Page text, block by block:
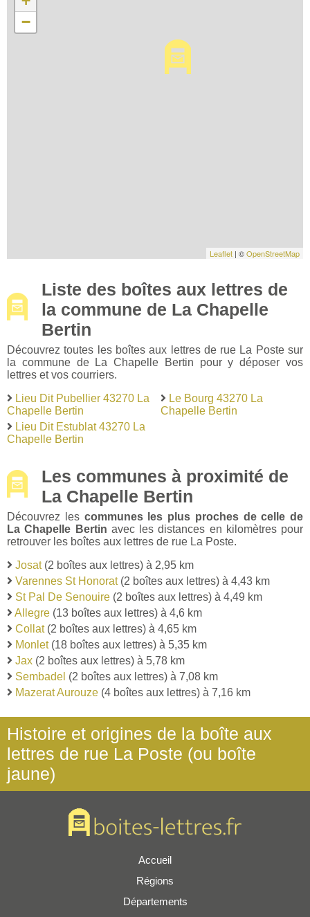
−
Leaflet | ©OpenStreetMap
Liste des boîtes aux lettres de
la commune de La Chapelle
Bertin
Découvrez toutes les boîtes aux lettres de rue La Poste sur
la commune de La Chapelle Bertin pour y déposer vos
lettres et vos courriers.
Lieu Dit Pubellier 43270 La
Chapelle Bertin
Lieu Dit Estublat 43270 La
Chapelle Bertin
Le Bourg 43270 La
Chapelle Bertin
Les communes à proximité de
La Chapelle Bertin
Découvrez les communes les plus proches de celle de
La Chapelle Bertin avec les distances en kilomètres pour
retrouver les boîtes aux lettres de rue La Poste.
Josat(2 boîtes aux lettres) à 2,95 km
Varennes St Honorat(2 boîtes aux lettres) à 4,43 km
St Pal De Senouire (2 boîtes aux lettres) à 4,49 km
Allegre (13 boîtes aux lettres) à 4,6 km
Collat(2 boîtes aux lettres) à 4,65 km
Monlet(18 boîtes aux lettres) à 5,35 km
Jax (2 boîtes aux lettres) à 5,78 km
Sembadel (2 boîtes aux lettres) à 7,08 km
Mazerat Aurouze (4 boîtes aux lettres) à 7,16 km
Histoire et origines de la boîte aux
lettres de rue La Poste (ou boîte
jaune)
Accueil
Régions
Départements